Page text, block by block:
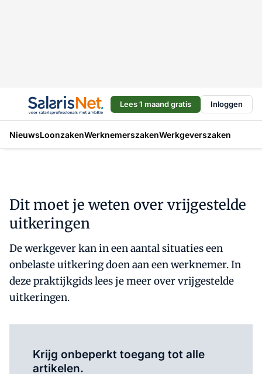
Lees 1 maand gratis Inloggen
NieuwsLoonzakenWerknemerszakenWerkgeverszaken
Dit moet je weten over vrijgestelde
uitkeringen
De werkgever kan in een aantal situaties een
onbelaste uitkering doen aan een werknemer. In
deze praktijkgids lees je meer over vrijgestelde
uitkeringen.
Krijg onbeperkt toegang tot alle
artikelen.